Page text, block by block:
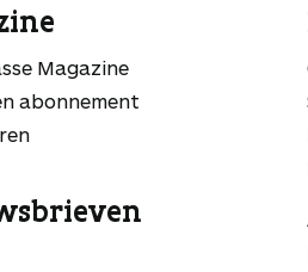
Magazine
abonnement